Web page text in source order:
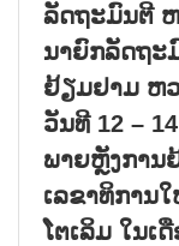
ລັດຖະມົນຕີ
ນາຍົກລັດຖະ
ຢ້ຽມຢາມ ຫວ
ວັນທີ 12 –
ພາຍຫຼັງການ
ເລຂາທິການ
ໂຕເລິມ ໃນເ